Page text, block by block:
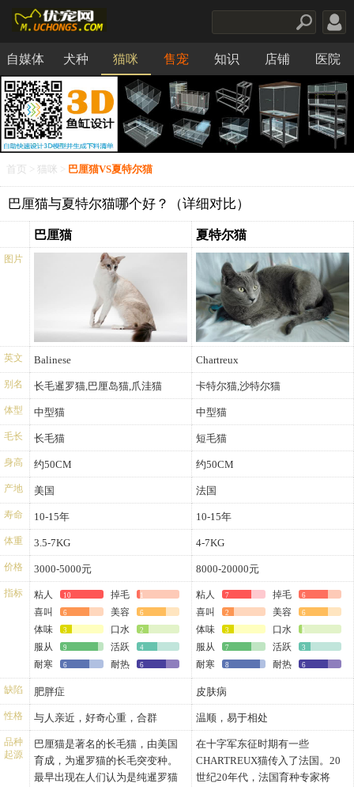
自媒体 犬种 猫咪 售宠 知识 店铺 医院
食品
首页 猫咪 巴厘猫VS夏特尔猫
巴厘猫与夏特尔猫哪个好？（详细对比）
巴厘猫 夏特尔猫
图片
英文 Balinese Chartreux
别名 长毛暹罗猫,巴厘岛猫,爪洼猫 卡特尔猫,沙特尔猫
体型 中型猫 中型猫
毛长 长毛猫 短毛猫
身高 约50CM 约50CM
产地 美国 法国
寿命 10-15年 10-15年
体重 3.5-7KG 4-7KG
价格 3000-5000元 8000-20000元
指标 粘人 10 掉毛 1
喜叫 6 美容 6
体味 3 口水 2
服从 9 活跃 4
耐寒 6 耐热 6
粘人 7 掉毛 6
喜叫 2 美容 6
体味 3 口水 1
服从 7 活跃 3
耐寒 8 耐热 6
缺陷 肥胖症 皮肤病
性格 与人亲近，好奇心重，合群 温顺，易于相处
品种
起源
巴厘猫是著名的长毛猫，由美国
育成，为暹罗猫的长毛突变种。
最早出现在人们认为是纯暹罗猫
在十字军东征时期有一些
CHARTREUX猫传入了法国。20
世纪20年代，法国育种专家将